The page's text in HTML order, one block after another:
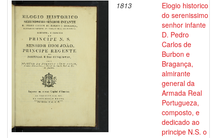
1813
Elogio historico
do serenissimo
senhor infante
D. Pedro
Carlos de
Burbon e
Bragança,
almirante
general da
Armada Real
Portugueza,
composto, e
dedicado ao
principe N.S. o